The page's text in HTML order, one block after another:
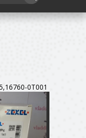
0T001